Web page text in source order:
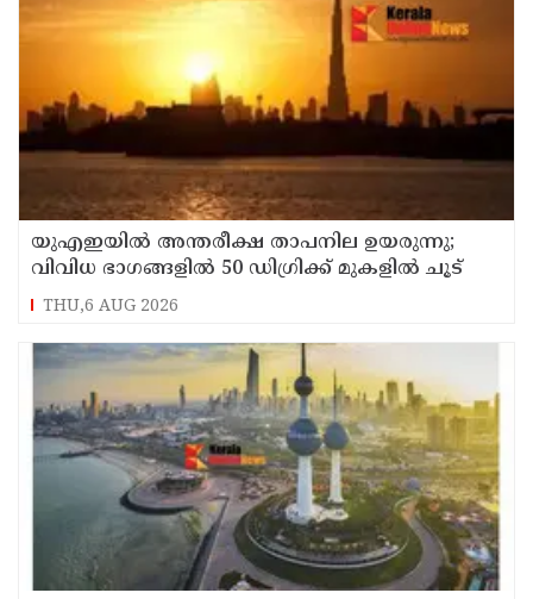
യുഎഇയില്‍ അന്തരീക്ഷ താപനില ഉയരുന്നു;
വിവിധ ഭാഗങ്ങളില്‍ 50 ഡിഗ്രിക്ക് മുകളില്‍ ചൂട്
THU,6 AUG 2026